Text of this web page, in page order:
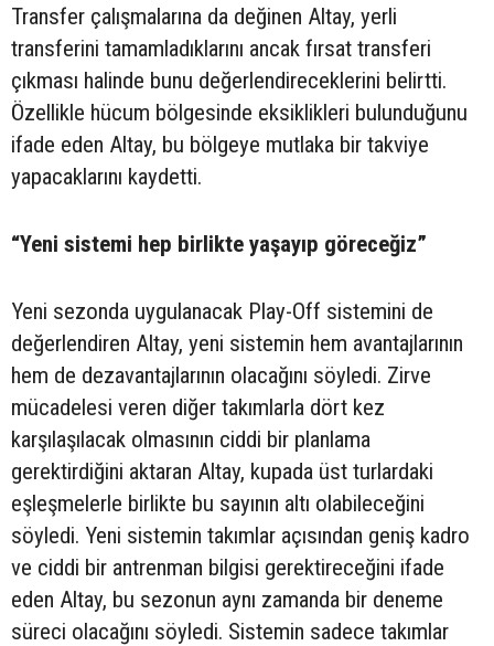
Transfer çalışmalarına da değinen Altay, yerli
transferini tamamladıklarını ancak fırsat transferi
çıkması halinde bunu değerlendireceklerini belirtti.
Özellikle hücum bölgesinde eksiklikleri bulunduğunu
ifade eden Altay, bu bölgeye mutlaka bir takviye
yapacaklarını kaydetti.
“Yeni sistemi hep birlikte yaşayıp göreceğiz”
Yeni sezonda uygulanacak Play-Off sistemini de
değerlendiren Altay, yeni sistemin hem avantajlarının
hem de dezavantajlarının olacağını söyledi. Zirve
mücadelesi veren diğer takımlarla dört kez
karşılaşılacak olmasının ciddi bir planlama
gerektirdiğini aktaran Altay, kupada üst turlardaki
eşleşmelerle birlikte bu sayının altı olabileceğini
söyledi. Yeni sistemin takımlar açısından geniş kadro
ve ciddi bir antrenman bilgisi gerektireceğini ifade
eden Altay, bu sezonun aynı zamanda bir deneme
süreci olacağını söyledi. Sistemin sadece takımlar